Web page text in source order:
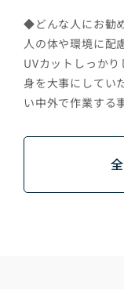
◆どんな人にお勧
人の体や環境に配
UVカットしっか
身を大事にしてい
い中外で作業する